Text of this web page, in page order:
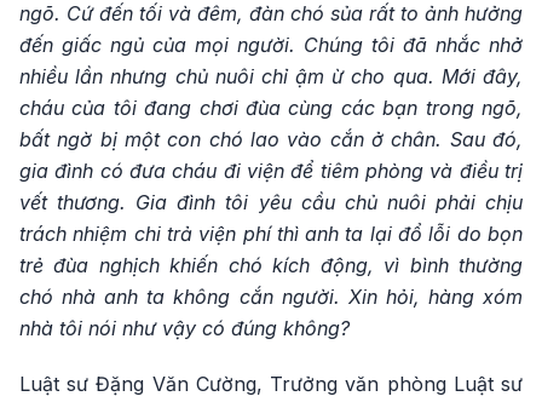
ngõ. Cứ đến tối và đêm, đàn chó sủa rất to ảnh hưởng
đến giấc ngủ của mọi người. Chúng tôi đã nhắc nhở
nhiều lần nhưng chủ nuôi chỉ ậm ừ cho qua. Mới đây,
cháu của tôi đang chơi đùa cùng các bạn trong ngõ,
bất ngờ bị một con chó lao vào cắn ở chân. Sau đó,
gia đình có đưa cháu đi viện để tiêm phòng và điều trị
vết thương. Gia đình tôi yêu cầu chủ nuôi phải chịu
trách nhiệm chi trả viện phí thì anh ta lại đổ lỗi do bọn
trẻ đùa nghịch khiến chó kích động, vì bình thường
chó nhà anh ta không cắn người. Xin hỏi, hàng xóm
nhà tôi nói như vậy có đúng không?
Luật sư Đặng Văn Cường, Trưởng văn phòng Luật sư